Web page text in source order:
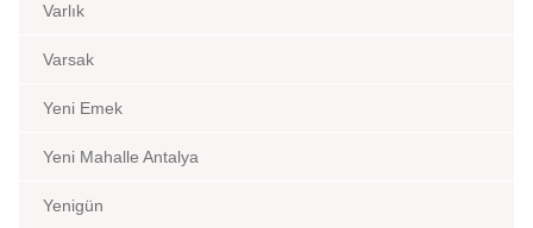
Varlık
Varsak
Yeni Emek
Yeni Mahalle Antalya
Yenigün